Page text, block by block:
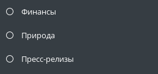
Финансы
Природа
Пресс-релизы